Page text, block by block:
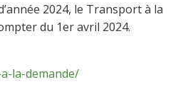
2024, le Transport à la
du 1er avril 2024.
la-demande/